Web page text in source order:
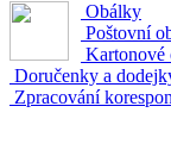
Obálky
Poštovní
Kartonové
Doručenky a
Zpracování